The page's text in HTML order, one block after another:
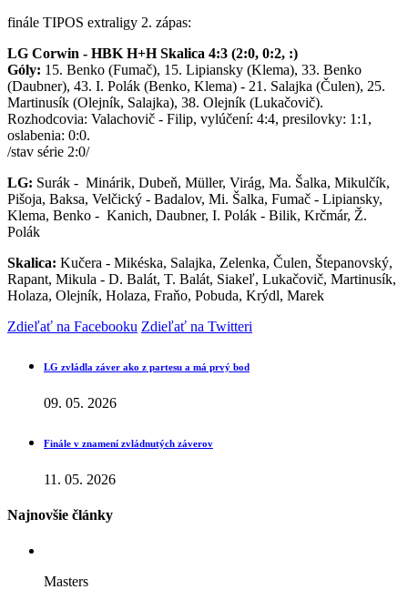
finále TIPOS extraligy 2. zápas:
LG Corwin - HBK H+H Skalica 4:3 (2:0, 0:2, :)
Góly: 15. Benko (Fumač), 15. Lipiansky (Klema), 33. Benko
(Daubner), 43. I. Polák (Benko, Klema) - 21. Salajka (Čulen), 25.
Martinusík (Olejník, Salajka), 38. Olejník (Lukačovič).
Rozhodcovia: Valachovič - Filip, vylúčení: 4:4, presilovky: 1:1,
oslabenia: 0:0.
/stav série 2:0/
LG: Surák - Minárik, Dubeň, Müller, Virág, Ma. Šalka, Mikulčík,
Pišoja, Baksa, Velčický - Badalov, Mi. Šalka, Fumač - Lipiansky,
Klema, Benko - Kanich, Daubner, I. Polák - Bilik, Krčmár, Ž.
Polák
Skalica: Kučera - Mikéska, Salajka, Zelenka, Čulen, Štepanovský,
Rapant, Mikula - D. Balát, T. Balát, Siakeľ, Lukačovič, Martinusík,
Holaza, Olejník, Holaza, Fraňo, Pobuda, Krýdl, Marek
Zdieľať na Facebooku Zdieľať na Twitteri
LG zvládla záver ako z partesu a má prvý bod
09. 05. 2026
Finále v znamení zvládnutých záverov
11. 05. 2026
Najnovšie články
Masters